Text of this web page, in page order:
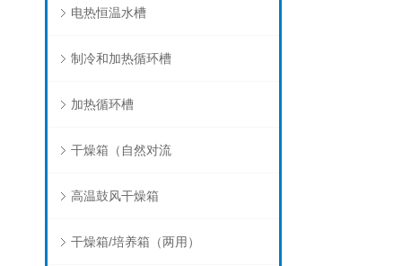
电热恒温水槽
制冷和加热循环槽
加热循环槽
干燥箱（自然对流
高温鼓风干燥箱
干燥箱/培养箱（两用）